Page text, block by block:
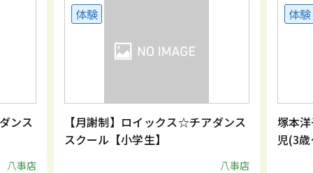
ンス
八事店
体験
【月謝制】ロイックス☆チアダンス
スクール【小学生】
八事店
体験
塚本
児(3